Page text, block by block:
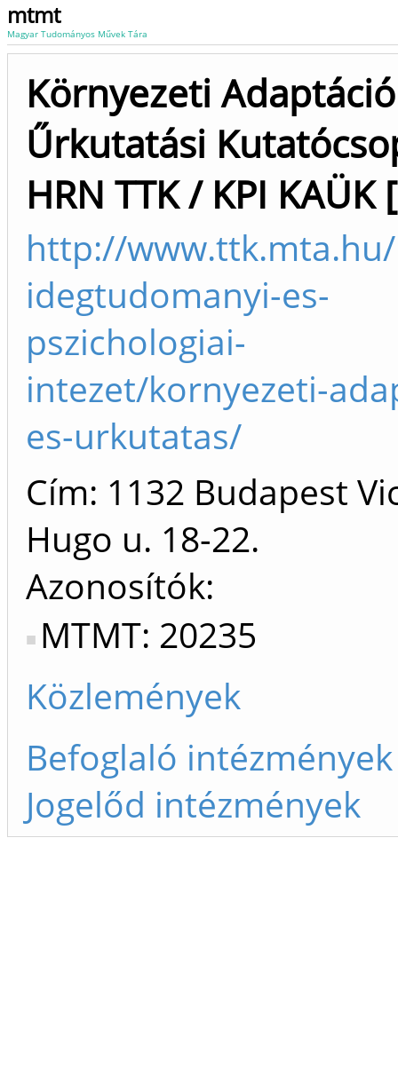
mtmt
Magyar Tudományos Művek Tára
Környezeti
Űrkutatási
HRN TTK / KPI KAÜK
http://
idegtudomanyi-es-
pszichologiai-
intezet/kornyezeti-
es-urkutatas/
Cím: 1132 Budapest
Hugo u. 18-22.
Azonosítók
MTMT: 20235
Közlemények
Befoglaló intézmények
Jogelőd intézmények